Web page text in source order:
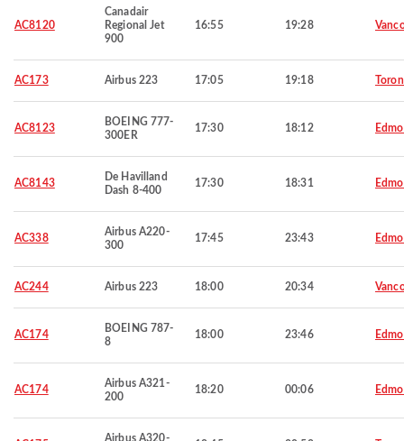
AC8120
Canadair
Regional Jet
900
16:55 19:28
AC173 Airbus 223 17:05 19:18
AC8123
BOEING 777-
300ER
17:30 18:12
AC8143
De Havilland
Dash 8-400
17:30 18:31
AC338
Airbus A220-
300
17:45 23:43
AC244 Airbus 223 18:00 20:34
AC174
BOEING 787-
8
18:00 23:46
AC174
Airbus A321-
200
18:20 00:06
Airbus A320-